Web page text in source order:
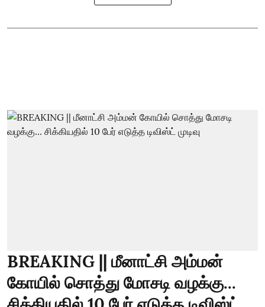
BREAKING || மீனாட்சி அம்மன்
கோயில் சொத்து மோசடி வழக்கு...